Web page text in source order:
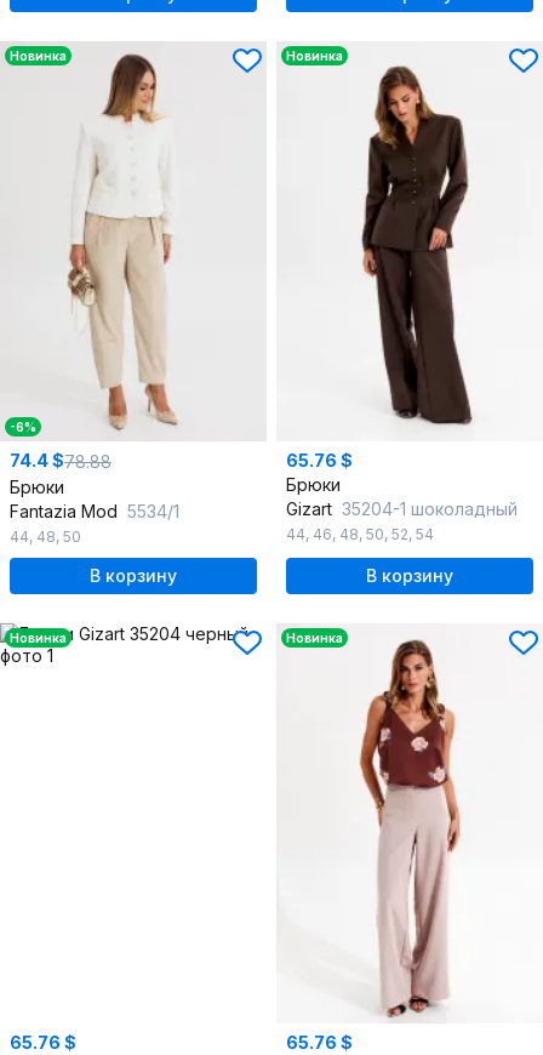
Новинка
-6%
74.4 $78.88
Брюки
Fantazia Mod 5534/1
44, 48, 50
В корзину
Новинка
65.76 $
Брюки
Gizart 35204-1 шоколадный
44, 46, 48, 50, 52, 54
В корзину
Новинка
65.76 $
Новинка
65.76 $